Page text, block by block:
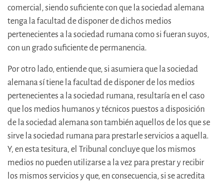
comercial, siendo suficiente con que la sociedad alemana
tenga la facultad de disponer de dichos medios
pertenecientes a la sociedad rumana como si fueran suyos,
con un grado suficiente de permanencia.
Por otro lado, entiende que, si asumiera que la sociedad
alemana sí tiene la facultad de disponer de los medios
pertenecientes a la sociedad rumana, resultaría en el caso
que los medios humanos y técnicos puestos a disposición
de la sociedad alemana son también aquellos de los que se
sirve la sociedad rumana para prestarle servicios a aquella.
Y, en esta tesitura, el Tribunal concluye que los mismos
medios no pueden utilizarse a la vez para prestar y recibir
los mismos servicios y que, en consecuencia, si se acredita